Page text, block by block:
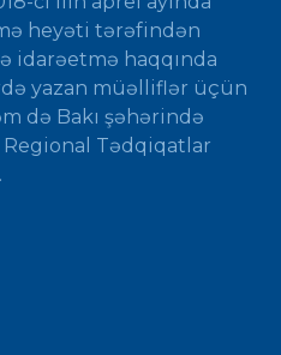
heyəti tərəfindən
idarəetmə haqqında
yazan müəlliflər üçün
də Bakı şəhərində
Tədqiqatlar